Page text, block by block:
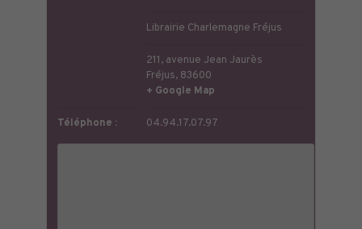
Librairie Charlemagne Fréjus
211, avenue Jean Jaurès
Fréjus, 83600
+ Google Map
Téléphone : 04.94.17.07.97